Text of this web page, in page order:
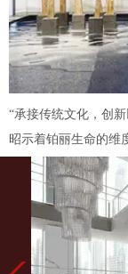
“承接传统文化，创
昭示着铂丽生命的维